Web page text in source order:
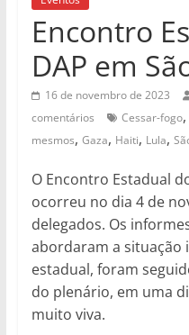
Encontro
DAP em
16 de novembro de 2023
comentários
Cessar-fogo,
mesmos, Gaza, Haiti, Lula,
O Encontro Estadual
ocorreu no dia 4 de
delegados. Os
abordaram a situação
estadual, foram
do plenário, em uma
muito viva.